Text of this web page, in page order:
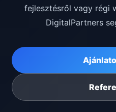
fejlesztésről vagy régi
DigitalPartners